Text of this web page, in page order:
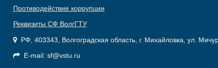
Противодействие коррупции
Реквизиты СФ ВолгГТУ
РФ, 403343, Волгоградская область, г. Михайловка, ул.
E-mail: sf@vstu.ru